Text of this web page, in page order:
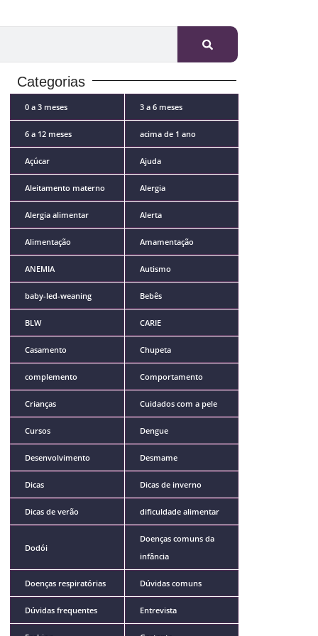
Categorias
0 a 3 meses 3 a 6 meses
6 a 12 meses acima de 1 ano
Açúcar Ajuda
Aleitamento materno Alergia
Alergia alimentar Alerta
Alimentação Amamentação
ANEMIA Autismo
baby-led-weaning Bebês
BLW CARIE
Casamento Chupeta
complemento Comportamento
Crianças Cuidados com a pele
Cursos Dengue
Desenvolvimento Desmame
Dicas Dicas de inverno
Dicas de verão dificuldade alimentar
Dodói
Doenças comuns da
infância
Doenças respiratórias Dúvidas comuns
Dúvidas frequentes Entrevista